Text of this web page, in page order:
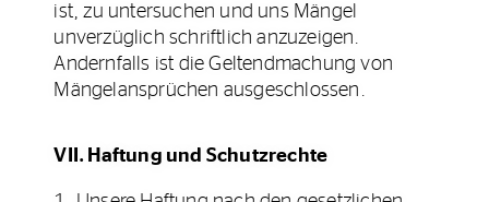
ist, zu untersuchen und uns Mängel
unverzüglich schriftlich anzuzeigen.
Andernfalls ist die Geltendmachung von
Mängelansprüchen ausgeschlossen.
VII. Haftung und Schutzrechte